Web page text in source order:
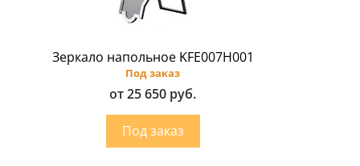
Зеркало напольное KFE007H001
Под заказ
от 25 650 руб.